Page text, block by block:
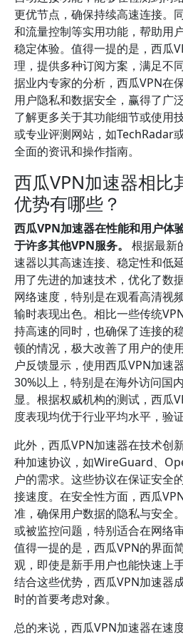
更优节点，确保持续高速连接。
和流量控制等实用功能，帮助用
稳定体验。值得一提的是，西瓜
理，提供多种订阅方案，满足不
据业内专家的分析，西瓜VPN在
用户隐私和数据安全，赢得了广
了解更多关于其功能细节或使用
或专业评测网站，如TechRadar
全面的资讯和操作指南。
西瓜VPN加速器相比
优势有哪些？
西瓜VPN加速器在性能和用户体
于许多其他VPN服务。
根据最新
速器以其高速连接、稳定性和低
用了先进的加速技术，优化了数
网络速度，特别是在观看高清视
输时表现出色。相比一些传统
持高速的同时，也确保了连接的
顿的情况，极大改善了用户的使
户反馈显示，使用西瓜VPN加速
30%以上，特别是在海外访问国
显。根据权威机构的测试，西瓜
度表现均优于行业平均水平，验
此外，西瓜VPN加速器在技术创
种加速协议，如WireGuard、
户的需求。这些协议在保证安全
接速度。在安全性方面，西瓜
准，确保用户数据的隐私与安全
或被监控问题，特别适合在网络
值得一提的是，西瓜VPN的界面
观，即使是新手用户也能快速上
结合这些优势，西瓜VPN加速器
时的首要考虑对象。
总的来说，西瓜VPN加速器在速